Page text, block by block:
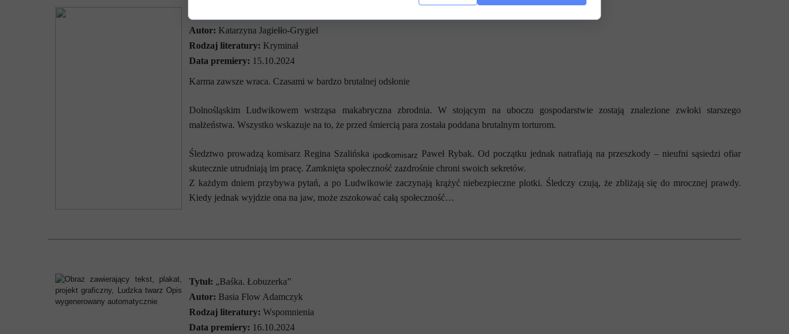
Autor: Katarzyna Jagiełło-Grygiel
Rodzaj literatury: Kryminał
Data premiery: 15.10.2024
Karma zawsze wraca. Czasami w bardzo brutalnej odsłonie
Dolnośląskim Ludwikowem wstrząsa makabryczna zbrodnia. W stojącym na uboczu gospodarstwie zostają znalezione zwłoki starszego
małżeństwa. Wszystko wskazuje na to, że przed śmiercią para została poddana brutalnym torturom.
Śledztwo prowadzą komisarz Regina Szalińska ipodkomisarz Paweł Rybak. Od początku jednak natrafiają na przeszkody – nieufni sąsiedzi ofiar
skutecznie utrudniają im pracę. Zamknięta społeczność zazdrośnie chroni swoich sekretów.
Z każdym dniem przybywa pytań, a po Ludwikowie zaczynają krążyć niebezpieczne plotki. Śledczy czują, że zbliżają się do mrocznej prawdy.
Kiedy jednak wyjdzie ona na jaw, może zszokować całą społeczność…
Tytuł: „Baśka. Łobuzerka”
Autor: Basia Flow Adamczyk
Rodzaj literatury: Wspomnienia
Data premiery: 16.10.2024